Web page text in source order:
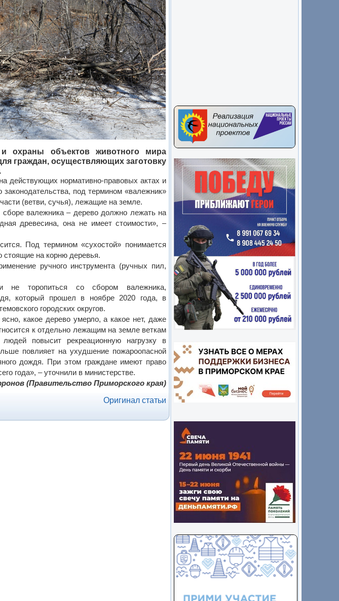
и охраны объектов животного мира
граждан, осуществляющих заготовку
действующих нормативно-правовых актах и
законодательства, под термином «валежник»
(ветви, сучья), лежащие на земле.
сборе валежника – дерево должно лежать на
древесина, она не имеет стоимости», –
Под термином «сухостой» понимается
стоящие на корню деревья.
ручного инструмента (ручных пил,
не торопиться со сбором валежника,
который прошел в ноябре 2020 года, в
городских округов.
какое дерево умерло, а какое нет, даже
к отдельно лежащим на земле веткам
повысит рекреационную нагрузку в
повлияет на ухудшение пожароопасной
дождя. При этом граждане имеют право
года», – уточнили в министерстве.
(Правительство Приморского края)
Оригинал статьи